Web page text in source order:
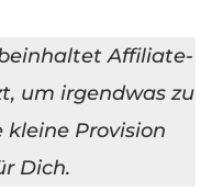
Affiliate-
um irgendwas zu
Provision
Dich.